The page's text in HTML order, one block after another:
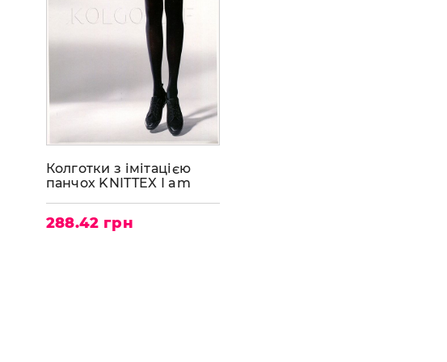
Колготки з імітацією
панчох KNITTEX I am
288.42 грн